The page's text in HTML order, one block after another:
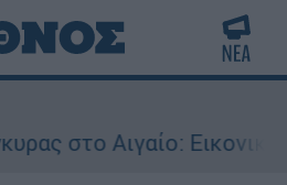
Εικονική αερομαχία